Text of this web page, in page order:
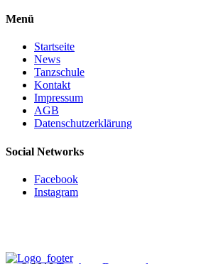
Menü
Startseite
News
Tanzschule
Kontakt
Impressum
AGB
Datenschutzerklärung
Social Networks
Facebook
Instagram